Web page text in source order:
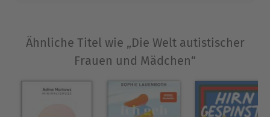
Ähnliche Titel wie „Die Welt autistischer
Frauen und Mädchen“